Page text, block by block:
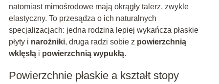
natomiast mimośrodowe mają okrągły talerz, zwykle
elastyczny. To przesądza o ich naturalnych
specjalizacjach: jedna rodzina lepiej wykańcza płaskie
płyty i narożniki, druga radzi sobie z powierzchnią
wklęsłąi powierzchnią wypukłą.
Powierzchnie płaskie a kształt stopy